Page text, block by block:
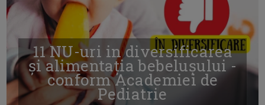
11 NU-uri in diversificarea
și alimentația bebelușului -
conform Academiei de
Pediatrie